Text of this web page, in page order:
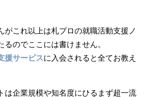
がこれ以上は札プロの就職活動支援ノ
るのでここには書けません。
援サービスに入会されると全てお教え
は企業規模や知名度にひるまず超一流